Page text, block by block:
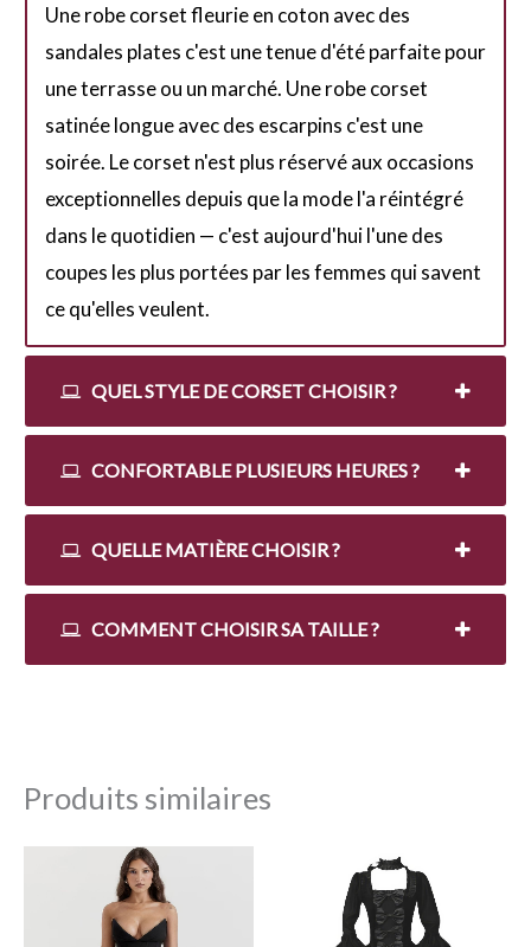
Une robe corset fleurie en coton avec des
sandales plates c'est une tenue d'été parfaite pour
une terrasse ou un marché. Une robe corset
satinée longue avec des escarpins c'est une
soirée. Le corset n'est plus réservé aux occasions
exceptionnelles depuis que la mode l'a réintégré
dans le quotidien — c'est aujourd'hui l'une des
coupes les plus portées par les femmes qui savent
ce qu'elles veulent.
QUEL STYLE DE CORSET CHOISIR ?
CONFORTABLE PLUSIEURS HEURES ?
QUELLE MATIÈRE CHOISIR ?
COMMENT CHOISIR SA TAILLE ?
Produits similaires